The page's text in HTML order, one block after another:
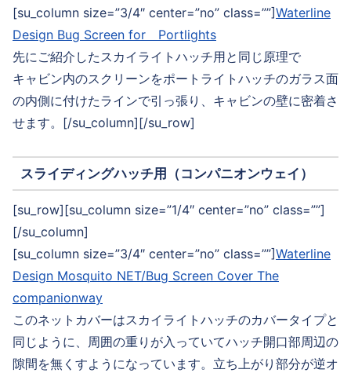
[su_column size=”3/4″ center=”no” class=””]Waterline
Design Bug Screen for Portlights
先にご紹介したスカイライトハッチ用と同じ原理で
キャビン内のスクリーンをポートライトハッチのガラス面
の内側に付けたラインで引っ張り、キャビンの壁に密着さ
せます。[/su_column][/su_row]
スライディングハッチ用（コンパニオンウェイ）
[su_row][su_column size=”1/4″ center=”no” class=””]
[/su_column]
[su_column size=”3/4″ center=”no” class=””]Waterline
Design Mosquito NET/Bug Screen Cover The
companionway
このネットカバーはスカイライトハッチのカバータイプと
同じように、周囲の重りが入っていてハッチ開口部周辺の
隙間を無くすようになっています。立ち上がり部分が逆オ